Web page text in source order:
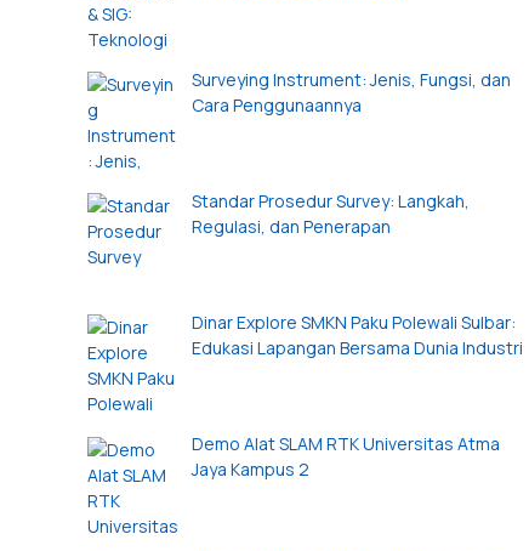
Surveying Instrument: Jenis, Fungsi, dan
Cara Penggunaannya
Standar Prosedur Survey: Langkah,
Regulasi, dan Penerapan
Dinar Explore SMKN Paku Polewali Sulbar:
Edukasi Lapangan Bersama Dunia Industri
Demo Alat SLAM RTK Universitas Atma
Jaya Kampus 2